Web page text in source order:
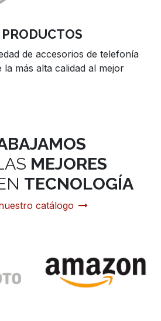
de accesorios de telefonía
más alta calidad al mejor
MEJORES
TECNOLOGÍA
catálogo